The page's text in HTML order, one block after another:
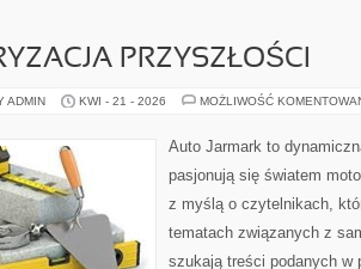
PRZYSZŁOŚCI
ADMIN KWI - 21 - 2026 MOŻLIWOŚĆ
Auto Jarmark to
pasjonują się światem
z myślą o czytelnikach,
tematach związanych z
szukają treści podanych w